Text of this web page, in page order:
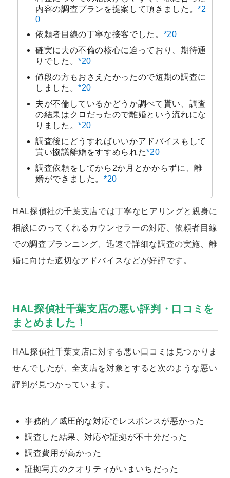
内容の調査プランを提案して頂きました。*2
0
依頼者目線の丁寧な接客でした。 *20
確実に夫の不倫の核心に迫っており、期待通
りでした。*20
値段の方もおさえたかったので短期の調査に
しました。*20
夫が不倫しているかどうか調べて貰い、調査
の結果はクロだったので離婚という流れにな
りました。*20
調査後にどうすればいいかアドバイスもして
貰い協議離婚をすすめられた*20
調査依頼をしてから2か月とかからずに、離
婚ができました。*20
HAL探偵社の千葉支店では丁寧なヒアリングと親身に
相談にのってくれるカウンセラーの対応、依頼者目線
での調査プランニング、迅速で詳細な調査の実施、離
婚に向けた適切なアドバイスなどが好評です。
HAL探偵社千葉支店の悪い評判・口コミを
まとめました！
HAL探偵社千葉支店に対する悪い口コミは見つかりま
せんでしたが、全支店を対象とすると次のような悪い
評判が見つかっています。
事務的／威圧的な対応でレスポンスが悪かった
調査した結果、対応や証拠が不十分だった
調査費用が高かった
証拠写真のクオリティがいまいちだった